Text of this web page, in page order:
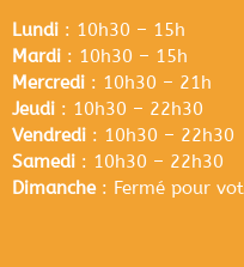
Lundi : 10h30 – 15h
Mardi : 10h30 – 15h
Mercredi : 10h30 – 21h
Jeudi : 10h30 – 22h30
Vendredi : 10h30 – 22h30
Samedi : 10h30 – 22h30
Dimanche: Fermé pour